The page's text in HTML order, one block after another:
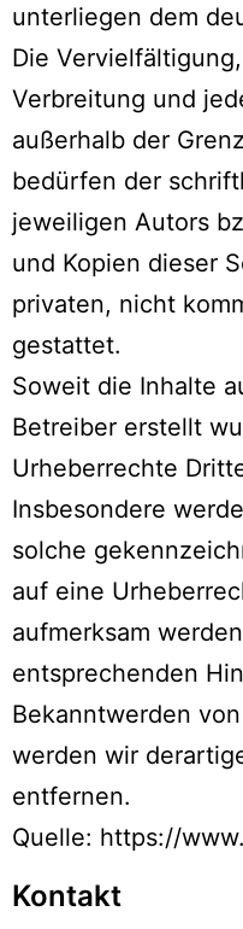
unterliegen dem
Die
Verbreitung und
außerhalb der
bedürfen der
jeweiligen Autors
und Kopien dieser
privaten, nicht
gestattet.
Soweit die Inhalte
Betreiber erstellt
Urheberrechte
Insbesondere
solche
auf eine
aufmerksam
entsprechenden
Bekanntwerden
werden wir
entfernen.
Quelle: https://
Kontakt